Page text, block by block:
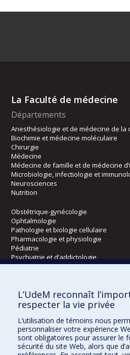
La Faculté de médecine
Départements
Anesthésiologie et de médecine de la
Biochimie et médecine moléculaire
Chirurgie
Médecine
Médecine de famille et de médecine
Microbiologie, infectiologie et
Neurosciences
Nutrition
Obstétrique-gynécologie
Ophtalmologie
Pathologie et biologie cellulaire
Pharmacologie et physiologie
Pédiatrie
Psychiatrie et d’addictologie
Radiologie, radio-oncologie et
Écoles
Orthophonie et audiologie
Réadaptation
L’UdeM reconnaît
respecter la vie privée
L’utilisation de témoins nous
personnaliser votre expérience
sont obligatoires pour assurer le
sécurité du site Web, alors que